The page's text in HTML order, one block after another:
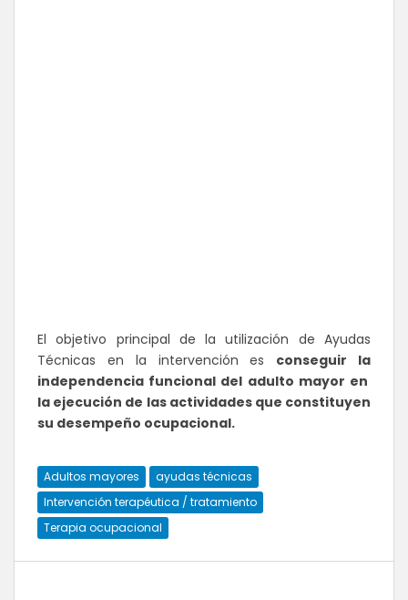
El objetivo principal de la utilización de Ayudas
Técnicas en la intervención es conseguir la
independencia funcional del adulto mayor en
la ejecución de las actividades que constituyen
su desempeño ocupacional.
Adultos mayores
ayudas técnicas
Intervención terapéutica / tratamiento
Terapia ocupacional